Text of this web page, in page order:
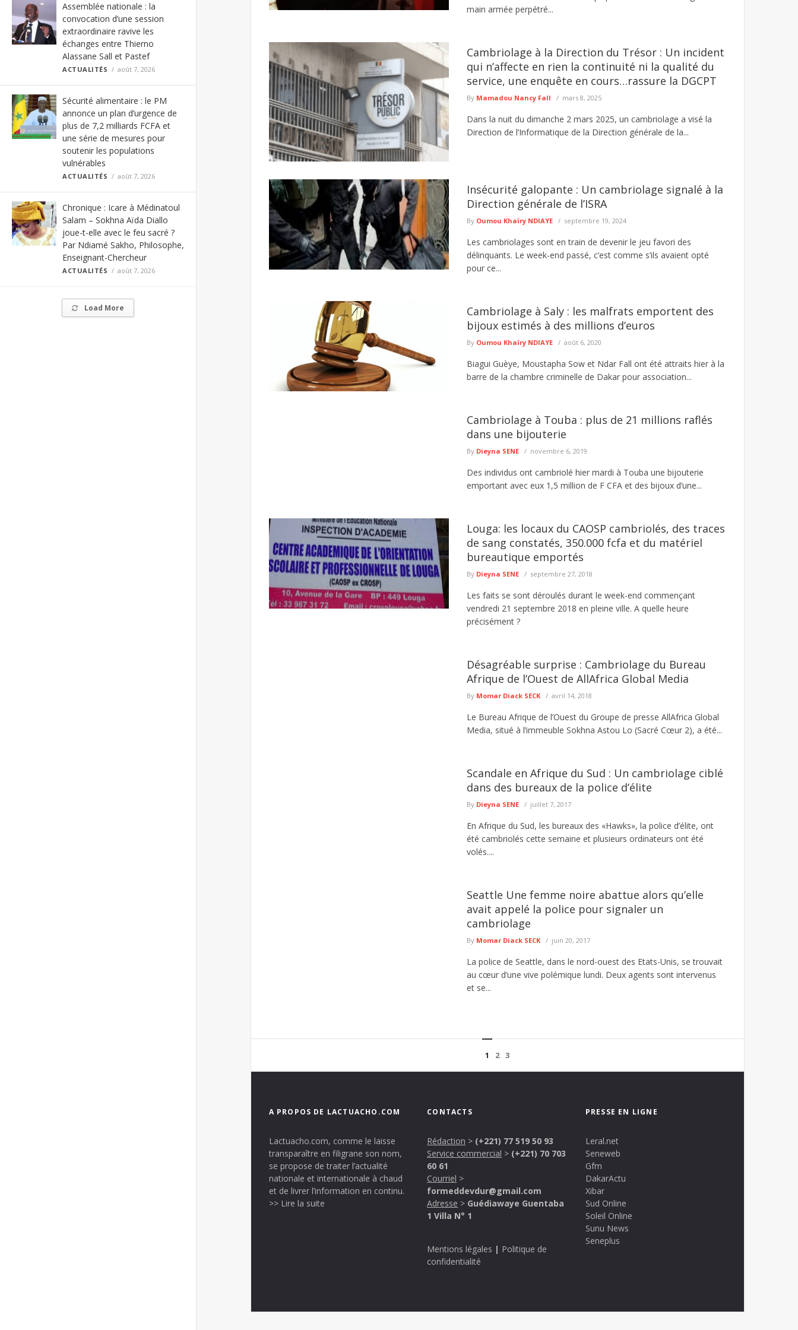
Assemblée nationale : la
convocation d’une session
extraordinaire ravive les
échanges entre Thierno
Alassane Sall et Pastef
ACTUALITÉS août 7, 2026
Sécurité alimentaire : le PM
annonce un plan d’urgence de
plus de 7,2 milliards FCFA et
une série de mesures pour
soutenir les populations
vulnérables
ACTUALITÉS août 7, 2026
Chronique : Icare à Médinatoul
Salam – Sokhna Aïda Diallo
joue-t-elle avec le feu sacré ?
Par Ndiamé Sakho, Philosophe,
Enseignant-Chercheur
ACTUALITÉS août 7, 2026
Load More
main armée perpétré...
Cambriolage à la Direction du Trésor : Un incident
qui n’affecte en rien la continuité ni la qualité du
service, une enquête en cours…rassure la DGCPT
By Mamadou Nancy Fall mars 8, 2025
Dans la nuit du dimanche 2 mars 2025, un cambriolage a visé la
Direction de l’Informatique de la Direction générale de la...
Insécurité galopante : Un cambriolage signalé à la
Direction générale de l’ISRA
By Oumou Khaïry NDIAYE septembre 19, 2024
Les cambriolages sont en train de devenir le jeu favori des
délinquants. Le week-end passé, c’est comme s’ils avaient opté
pour ce...
Cambriolage à Saly : les malfrats emportent des
bijoux estimés à des millions d’euros
By Oumou Khaïry NDIAYE août 6, 2020
Biagui Guèye, Moustapha Sow et Ndar Fall ont été attraits hier à la
barre de la chambre criminelle de Dakar pour association...
Cambriolage à Touba : plus de 21 millions raflés
dans une bijouterie
By Dieyna SENE novembre 6, 2019
Des individus ont cambriolé hier mardi à Touba une bijouterie
emportant avec eux 1,5 million de F CFA et des bijoux d’une...
Louga: les locaux du CAOSP cambriolés, des traces
de sang constatés, 350.000 fcfa et du matériel
bureautique emportés
By Dieyna SENE septembre 27, 2018
Les faits se sont déroulés durant le week-end commençant
vendredi 21 septembre 2018 en pleine ville. A quelle heure
précisément ?
Désagréable surprise : Cambriolage du Bureau
Afrique de l’Ouest de AllAfrica Global Media
By Momar Diack SECK avril 14, 2018
Le Bureau Afrique de l’Ouest du Groupe de presse AllAfrica Global
Media, situé à l’immeuble Sokhna Astou Lo (Sacré Cœur 2), a été...
Scandale en Afrique du Sud : Un cambriolage ciblé
dans des bureaux de la police d’élite
By Dieyna SENE juillet 7, 2017
En Afrique du Sud, les bureaux des «Hawks», la police d’élite, ont
été cambriolés cette semaine et plusieurs ordinateurs ont été
volés....
Seattle Une femme noire abattue alors qu’elle
avait appelé la police pour signaler un
cambriolage
By Momar Diack SECK juin 20, 2017
La police de Seattle, dans le nord-ouest des Etats-Unis, se trouvait
au cœur d’une vive polémique lundi. Deux agents sont intervenus
et se...
1 2 3
A PROPOS DE LACTUACHO.COM
Lactuacho.com, comme le laisse
transparaître en filigrane son nom,
se propose de traiter l’actualité
nationale et internationale à chaud
et de livrer l’information en continu.
>> Lire la suite
CONTACTS
Rédaction > (+221) 77 519 50 93
Service commercial > (+221) 70 703
60 61
Courriel >
formeddevdur@gmail.com
Adresse > Guédiawaye Guentaba
1 Villa N° 1
Mentions légales | Politique de
confidentialité
PRESSE EN LIGNE
Leral.net
Seneweb
Gfm
DakarActu
Xibar
Sud Online
Soleil Online
Sunu News
Seneplus